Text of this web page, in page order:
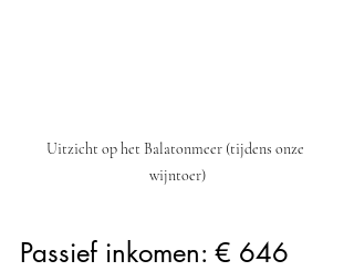
Uitzicht op het Balatonmeer (tijdens onze
wijntoer)
Passief inkomen: € 646